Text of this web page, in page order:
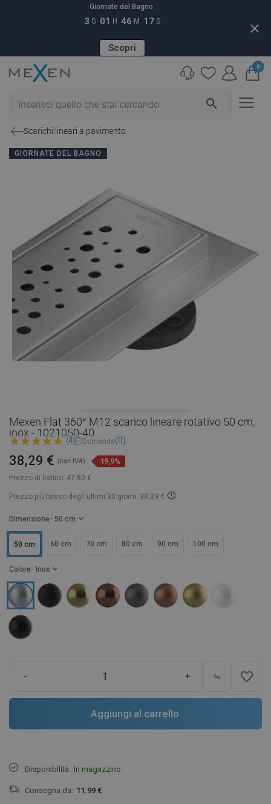
Giornate del Bagno:
3 G 01 H 46 M 16 S
Scopri
close
search
0
Scarichi lineari a pavimento
GIORNATE DEL BAGNO
Mexen Flat 360° M12 scarico lineare rotativo 50 cm,
inox - 1021050-40
(4) Domande(0)
Prezzo di listino: 47,80 €
38,29 € (con IVA) 19,9%
Prezzo più basso degli ultimi 30 giorni: 38,29 €
Dimensione - 50 cm
50 cm 60 cm 70 cm 80 cm 90 cm 100 cm
Colore - Inox
- + favorite_border
Aggiungi al carrello
Disponibilità: In magazzino
Consegna da: 11.99 €